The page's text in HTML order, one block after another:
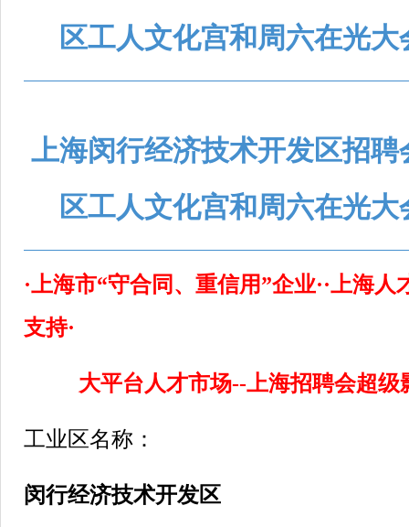
区工人文化宫和周六在光
上海闵行经济技术开发区招
区工人文化宫和周六在光
·上海市“守合同、重信用”企业··上海
支持·
大平台人才市场--上海招聘会超级
工业区名称：
闵行经济技术开发区